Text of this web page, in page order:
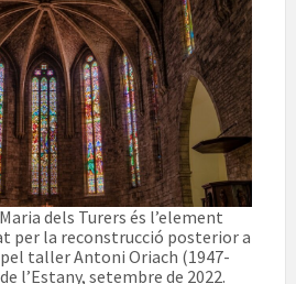
dels Turers és l’element
per la reconstrucció posterior a
taller Antoni Oriach (1947-
l’Estany, setembre de 2022.